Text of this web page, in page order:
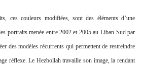
ces couleurs modifiées, sont des éléments d’une
portraits menée entre 2002 et 2005 au Liban-Sud par
des modèles récurrents qui permettent de restreindre
réflexe. Le Hezbollah travaille son image, la rendant